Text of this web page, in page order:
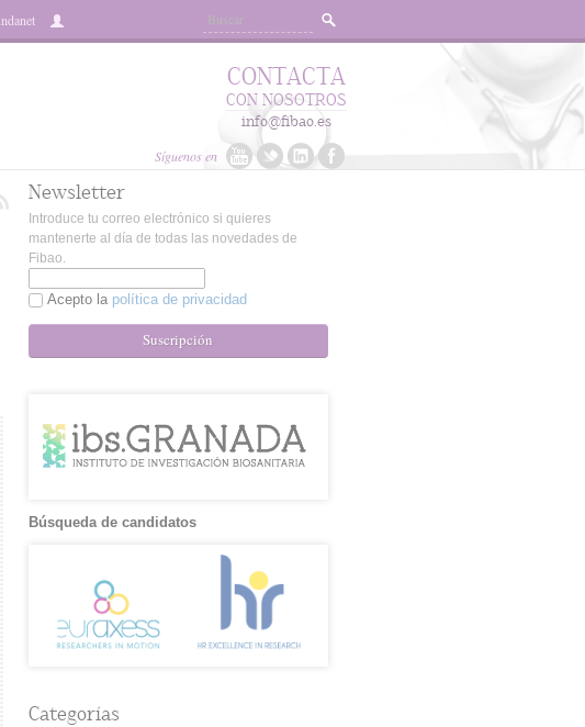
Síguenos en
CONTACTA
CON NOSOTROS
info@fibao.es
Newsletter
Introduce tu correo electrónico si quieres
mantenerte al día de todas las novedades de
Fibao.
Acepto la política de privacidad
Suscripción
Búsqueda de candidatos
Categorías